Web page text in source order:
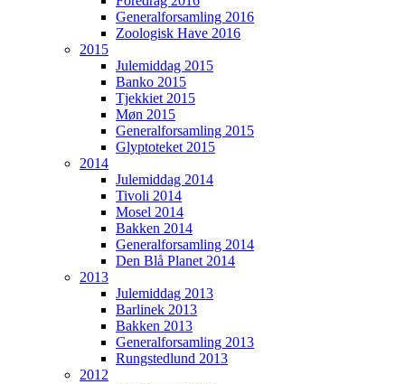
Generalforsamling 2016
Zoologisk Have 2016
2015
Julemiddag 2015
Banko 2015
Tjekkiet 2015
Møn 2015
Generalforsamling 2015
Glyptoteket 2015
2014
Julemiddag 2014
Tivoli 2014
Mosel 2014
Bakken 2014
Generalforsamling 2014
Den Blå Planet 2014
2013
Julemiddag 2013
Barlinek 2013
Bakken 2013
Generalforsamling 2013
Rungstedlund 2013
2012